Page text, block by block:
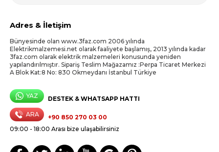
Adres & İletişim
Bünyesinde olan www.3faz.com 2006 yılında
Elektrikmalzemesi.net olarak faaliyete başlamış, 2013 yılında kadar
3faz.com olarak elektrik malzemeleri konusunda yeniden
yapılandırılmıştır. Sipariş Teslim Mağazamız :Perpa Ticaret Merkezi
A Blok Kat:8 No: 830 Okmeydanı İstanbul Türkiye
YAZ DESTEK & WHATSAPP HATTI
ARA
+90 850 270 03 00
09:00 - 18:00 Arası bize ulaşabilirsiniz